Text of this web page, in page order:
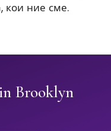
кои ние сме.
Brooklyn